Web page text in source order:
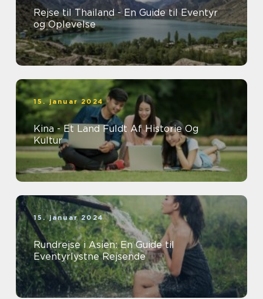
Rejse til Thailand - En Guide til Eventyr
og Oplevelse
15. januar 2024
Kina - Et Land Fuldt Af Historie Og
Kultur
15. januar 2024
Rundrejse i Asien: En Guide til
Eventyrlystne Rejsende